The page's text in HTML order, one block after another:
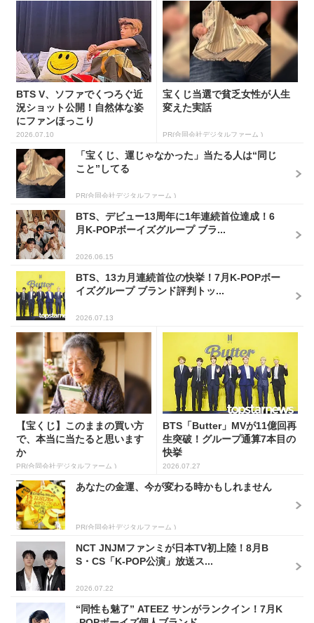
BTS V、ソファでくつろぐ近
況ショット公開！自然体な姿
にファンほっこり
2026.07.10
宝くじ当選で貧乏女性が人生
変えた実話
PR(合同会社デジタルファーム )
「宝くじ、運じゃなかった」当たる人は“同じ
こと”してる
PR(合同会社デジタルファーム )
BTS、デビュー13周年に1年連続首位達成！6
月K-POPボーイズグループ ブラ...
2026.06.15
BTS、13カ月連続首位の快挙！7月K-POPボー
イズグループ ブランド評判トッ...
2026.07.13
【宝くじ】このままの買い方
で、本当に当たると思います
か
PR(合同会社デジタルファーム )
BTS「Butter」MVが11億回再
生突破！グループ通算7本目の
快挙
2026.07.27
あなたの金運、今が変わる時かもしれません
PR(合同会社デジタルファーム )
NCT JNJMファンミが日本TV初上陸！8月B
S・CS「K-POP公演」放送ス...
2026.07.22
“同性も魅了” ATEEZ サンがランクイン！7月K